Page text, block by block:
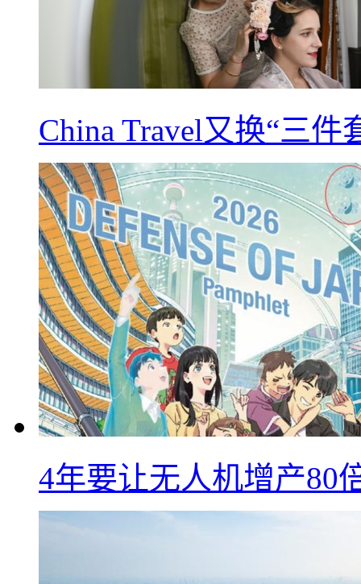
China Travel又换“三
4年要让无人机增产80